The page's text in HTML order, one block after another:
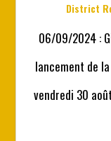
District
06/09/2024 :
lancement de
vendredi 30